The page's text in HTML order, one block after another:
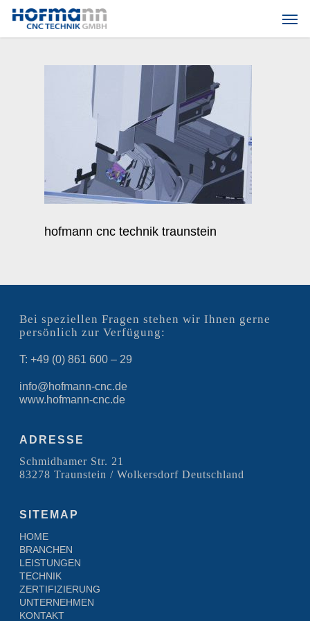
Skip
hofmann cnc technik traunstein
Bei speziellen Fragen stehen wir Ihnen gerne
persönlich zur Verfügung:
T: +49 (0) 861 600 – 29
info@hofmann-cnc.de
www.hofmann-cnc.de
ADRESSE
Schmidhamer Str. 21
83278 Traunstein / Wolkersdorf Deutschland
SITEMAP
HOME
BRANCHEN
LEISTUNGEN
TECHNIK
ZERTIFIZIERUNG
UNTERNEHMEN
KONTAKT